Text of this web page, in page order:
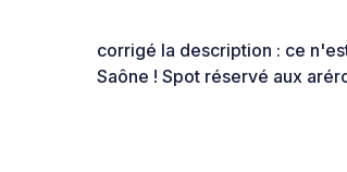
corrigé la description : ce
Saône ! Spot réservé aux